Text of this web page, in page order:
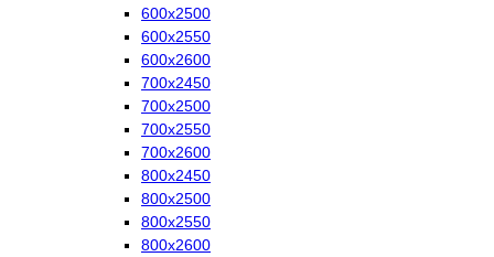
600х2500
600х2550
600х2600
700х2450
700х2500
700х2550
700х2600
800х2450
800х2500
800х2550
800х2600